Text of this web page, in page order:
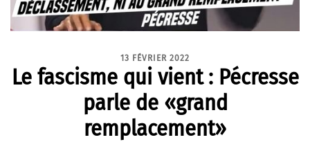
13 FÉVRIER 2022
Le fascisme qui vient : Pécresse
parle de «grand
remplacement»